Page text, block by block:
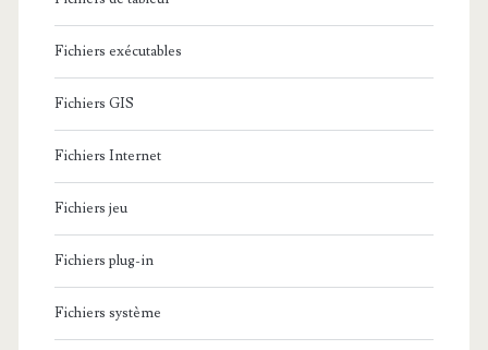
Fichiers exécutables
Fichiers GIS
Fichiers Internet
Fichiers jeu
Fichiers plug-in
Fichiers système